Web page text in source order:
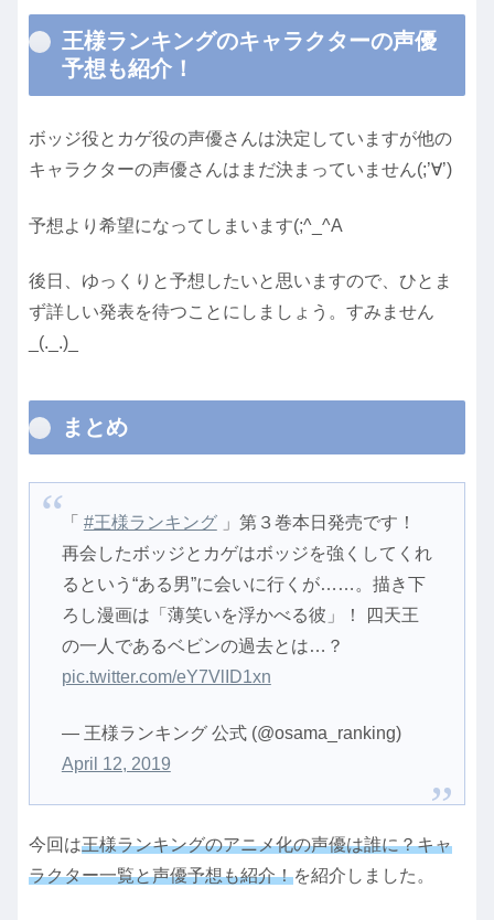
王様ランキングのキャラクターの声優
予想も紹介！
ボッジ役とカゲ役の声優さんは決定していますが他の
キャラクターの声優さんはまだ決まっていません(;’∀’)
予想より希望になってしまいます(;^_^A
後日、ゆっくりと予想したいと思いますので、ひとま
ず詳しい発表を待つことにしましょう。すみません
_(._.)_
まとめ
「 #王様ランキング」第３巻本日発売です！
再会したボッジとカゲはボッジを強くしてくれ
るという“ある男”に会いに行くが……。描き下
ろし漫画は「薄笑いを浮かべる彼」！ 四天王
の一人であるベビンの過去とは…？
pic.twitter.com/eY7VlID1xn
— 王様ランキング 公式 (@osama_ranking)
April 12, 2019
今回は王様ランキングのアニメ化の声優は誰に？キャ
ラクター一覧と声優予想も紹介！を紹介しました。